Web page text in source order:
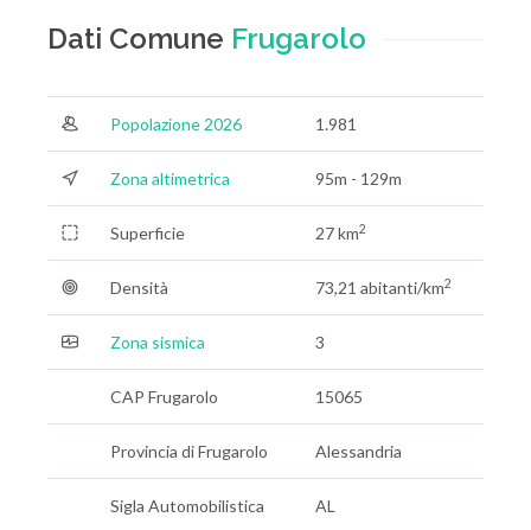
Dati Comune Frugarolo
Popolazione 2026 1.981
Zona altimetrica 95m - 129m
Superficie 27 km2
Densità 73,21 abitanti/km2
Zona sismica 3
CAP Frugarolo 15065
Provincia di Frugarolo Alessandria
Sigla Automobilistica AL